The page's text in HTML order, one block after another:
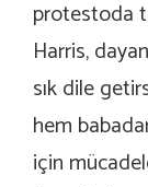
protestoda
Harris,
sık dile
hem
için